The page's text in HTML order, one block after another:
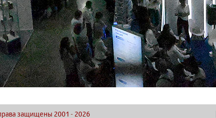
защищены 2001 - 2026